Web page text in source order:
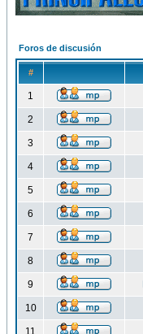
Foros de discusión
#
1
2
3
4
5
6
7
8
9
10
11